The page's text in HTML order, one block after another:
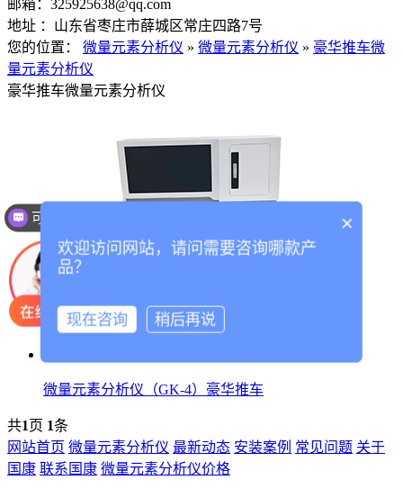
邮箱：325925638@qq.com
地址 ：山东省枣庄市薛城区常庄四路7号
您的位置：
微量元素分析仪 » 微量元素分析仪 » 豪华推车微
量元素分析仪
豪华推车微量元素分析仪
微量元素分析仪（GK-4）豪华推车
共1页 1条
网站首页 微量元素分析仪 最新动态 安装案例 常见问题 关于
国康 联系国康 微量元素分析仪价格
×
欢迎访问网站，请问需要咨询哪款产
品？
现在咨询 稍后再说